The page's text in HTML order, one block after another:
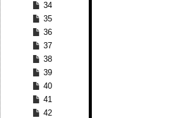
34
35
36
37
38
39
40
41
42